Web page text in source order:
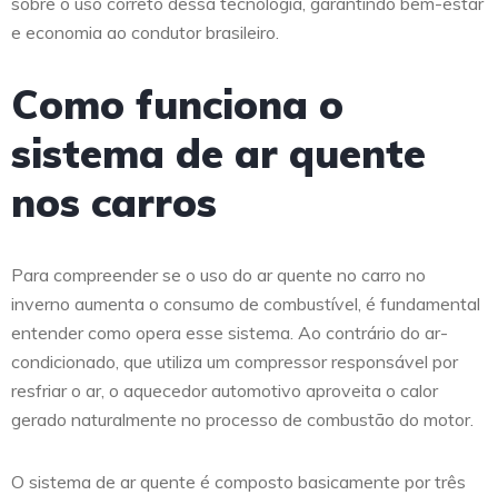
e economia ao condutor brasileiro.
Como funciona o
sistema de ar quente
nos carros
Para compreender se o uso do ar quente no carro no
inverno aumenta o consumo de combustível, é fundamental
entender como opera esse sistema. Ao contrário do ar-
condicionado, que utiliza um compressor responsável por
resfriar o ar, o aquecedor automotivo aproveita o calor
gerado naturalmente no processo de combustão do motor.
O sistema de ar quente é composto basicamente por três